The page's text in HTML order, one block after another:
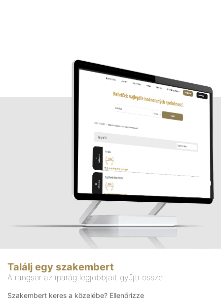
Találj egy szakembert
A rangsor az iparág legjobbjait gyűjti össze
Szakembert keres a közelébe? Ellenőrizze